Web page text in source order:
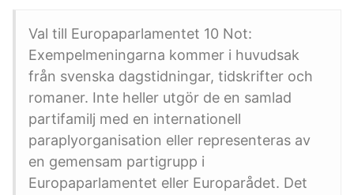
Val till Europaparlamentet 10 Not:
Exempelmeningarna kommer i huvudsak
från svenska dagstidningar, tidskrifter och
romaner. Inte heller utgör de en samlad
partifamilj med en internationell
paraplyorganisation eller representeras av
en gemensam partigrupp i
Europaparlamentet eller Europarådet. Det